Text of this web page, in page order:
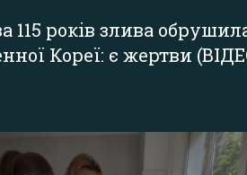
115 років злива
Кореї: є жертви